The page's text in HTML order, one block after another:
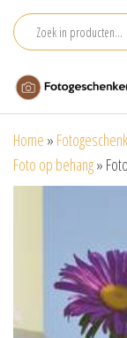
naar
inhoud
Home »
Foto op behang»